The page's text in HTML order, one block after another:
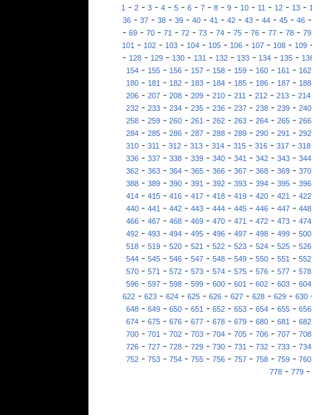
1- 2- 3- 4- 5- 6- 7- 8- 9- 10- 11- 12- 13-
36- 37- 38- 39- 40- 41- 42- 43- 44- 45- 46
- 69 - 70 - 71 - 72 - 73 - 74 - 75 - 76 - 77 - 78 - 79
101 - 102 - 103 - 104 - 105 - 106 - 107 - 108 - 109
- 128 - 129 - 130 - 131 - 132 - 133 - 134 - 135 -
154- 155- 156- 157- 158- 159- 160- 161- 162
180- 181- 182- 183- 184- 185- 186- 187- 188
206 - 207 - 208 - 209 - 210 - 211 - 212 - 213 - 214
232- 233- 234- 235- 236- 237- 238- 239- 240
258- 259- 260- 261- 262- 263- 264- 265- 266
284- 285- 286- 287- 288- 289- 290- 291- 292
310 - 311 - 312 - 313 - 314 - 315 - 316 - 317 - 318
336- 337- 338- 339- 340- 341- 342- 343- 344
362- 363- 364- 365- 366- 367- 368- 369- 370
388 - 389 - 390 - 391 - 392 - 393 - 394 - 395 - 396
414- 415- 416- 417- 418- 419- 420- 421- 422
440- 441- 442- 443- 444- 445- 446- 447- 448
466- 467- 468- 469- 470- 471- 472- 473- 474
492 - 493 - 494 - 495 - 496 - 497 - 498 - 499 - 500
518- 519- 520- 521- 522- 523- 524- 525- 526
544- 545- 546- 547- 548- 549- 550- 551- 552
570- 571- 572- 573- 574- 575- 576- 577- 578
596 - 597 - 598 - 599 - 600 - 601 - 602 - 603 - 604
622 - 623 - 624 - 625 - 626 - 627 - 628 - 629 - 630
648- 649- 650- 651- 652- 653- 654- 655- 656
674- 675- 676- 677- 678- 679- 680- 681- 682
700 - 701 - 702 - 703 - 704 - 705 - 706 - 707 - 708
726- 727- 728- 729- 730- 731- 732- 733- 734
752- 753- 754- 755- 756- 757- 758- 759- 760
778- 779-